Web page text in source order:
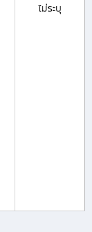
ไม่ระบุ